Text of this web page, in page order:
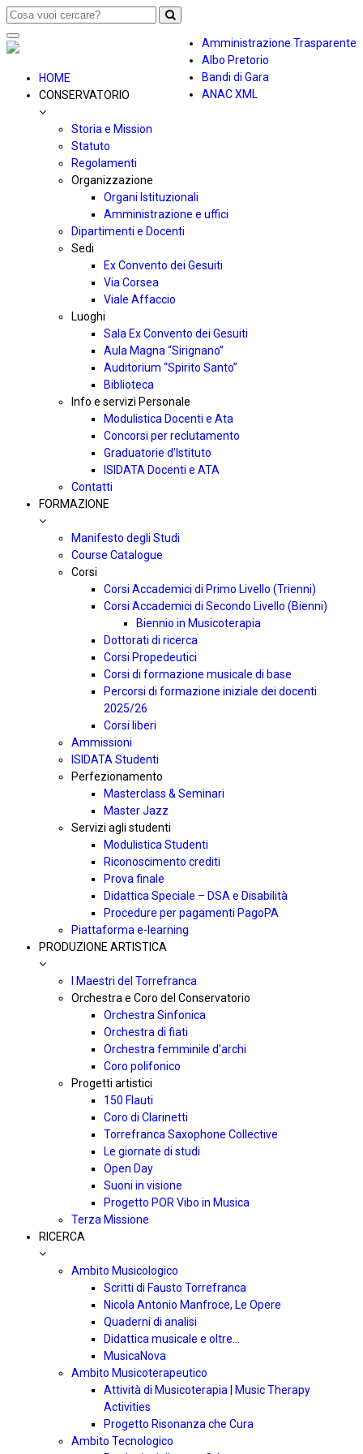
Amministrazione Trasparente
Albo Pretorio
Bandi di Gara
ANAC XML
Toggle
navigation
HOME
CONSERVATORIO
Storia e Mission
Statuto
Regolamenti
Organizzazione
Organi Istituzionali
Amministrazione e uffici
Dipartimenti e Docenti
Sedi
Ex Convento dei Gesuiti
Via Corsea
Viale Affaccio
Luoghi
Sala Ex Convento dei Gesuiti
Aula Magna “Sirignano”
Auditorium “Spirito Santo”
Biblioteca
Info e servizi Personale
Modulistica Docenti e Ata
Concorsi per reclutamento
Graduatorie d’Istituto
ISIDATA Docenti e ATA
Contatti
FORMAZIONE
Manifesto degli Studi
Course Catalogue
Corsi
Corsi Accademici di Primo Livello (Trienni)
Corsi Accademici di Secondo Livello (Bienni)
Biennio in Musicoterapia
Dottorati di ricerca
Corsi Propedeutici
Corsi di formazione musicale di base
Percorsi di formazione iniziale dei docenti
2025/26
Corsi liberi
Ammissioni
ISIDATA Studenti
Perfezionamento
Masterclass & Seminari
Master Jazz
Servizi agli studenti
Modulistica Studenti
Riconoscimento crediti
Prova finale
Didattica Speciale – DSA e Disabilità
Procedure per pagamenti PagoPA
Piattaforma e-learning
PRODUZIONE ARTISTICA
I Maestri del Torrefranca
Orchestra e Coro del Conservatorio
Orchestra Sinfonica
Orchestra di fiati
Orchestra femminile d’archi
Coro polifonico
Progetti artistici
150 Flauti
Coro di Clarinetti
Torrefranca Saxophone Collective
Le giornate di studi
Open Day
Suoni in visione
Progetto POR Vibo in Musica
Terza Missione
RICERCA
Ambito Musicologico
Scritti di Fausto Torrefranca
Nicola Antonio Manfroce, Le Opere
Quaderni di analisi
Didattica musicale e oltre…
MusicaNova
Ambito Musicoterapeutico
Attività di Musicoterapia | Music Therapy
Activities
Progetto Risonanza che Cura
Ambito Tecnologico